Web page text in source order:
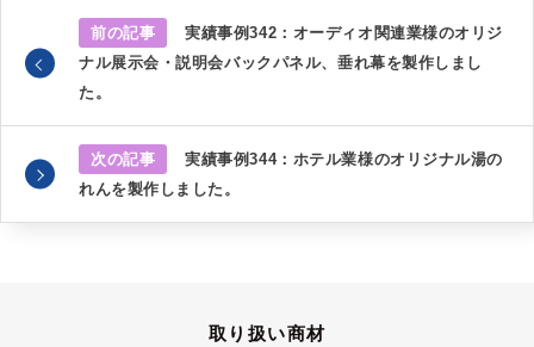
前の記事
実績事例342：オーディオ関連業様のオリジ
ナル展示会・説明会バックパネル、垂れ幕を製作しまし
た。
次の記事
実績事例344：ホテル業様のオリジナル湯の
れんを製作しました。
取り扱い商材